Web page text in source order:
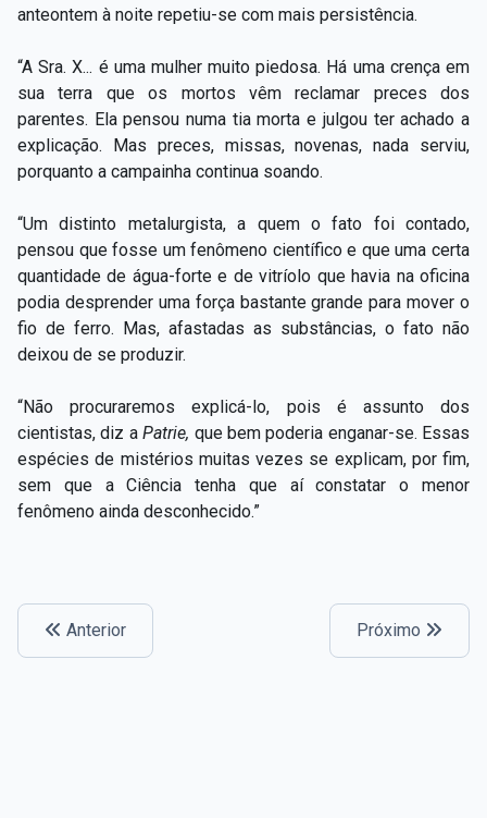
anteontem à noite repetiu-se com mais persistência.
“A Sra. X... é uma mulher muito piedosa. Há uma crença em
sua terra que os mortos vêm reclamar preces dos
parentes. Ela pensou numa tia morta e julgou ter achado a
explicação. Mas preces, missas, novenas, nada serviu,
porquanto a campainha continua soando.
“Um distinto metalurgista, a quem o fato foi contado,
pensou que fosse um fenômeno científico e que uma certa
quantidade de água-forte e de vitríolo que havia na oficina
podia desprender uma força bastante grande para mover o
fio de ferro. Mas, afastadas as substâncias, o fato não
deixou de se produzir.
“Não procuraremos explicá-lo, pois é assunto dos
cientistas, diz aPatrie, que bem poderia enganar-se. Essas
espécies de mistérios muitas vezes se explicam, por fim,
sem que a Ciência tenha que aí constatar o menor
fenômeno ainda desconhecido.”
Anterior Próximo